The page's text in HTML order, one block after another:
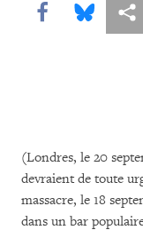
Share this via
Share this
(Londres, le 20
devraient de toute
massacre, le 18
dans un bar